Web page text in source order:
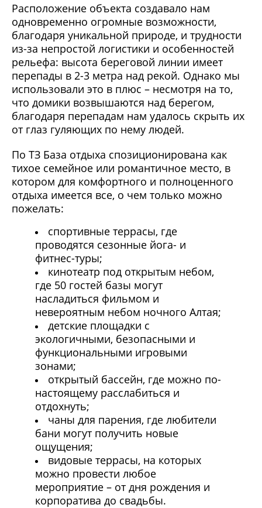
Расположение объекта создавало нам
одновременно огромные возможности,
благодаря уникальной природе, и трудности
из-за непростой логистики и особенностей
рельефа: высота береговой линии имеет
перепады в 2-3 метра над рекой. Однако мы
использовали это в плюс – несмотря на то,
что домики возвышаются над берегом,
благодаря перепадам нам удалось скрыть их
от глаз гуляющих по нему людей.
По ТЗ База отдыха спозиционирована как
тихое семейное или романтичное место, в
котором для комфортного и полноценного
отдыха имеется все, о чем только можно
пожелать:
спортивные террасы, где
проводятся сезонные йога- и
фитнес-туры;
кинотеатр под открытым небом,
где 50 гостей базы могут
насладиться фильмом и
невероятным небом ночного Алтая;
детские площадки с
экологичными, безопасными и
функциональными игровыми
зонами;
открытый бассейн, где можно по-
настоящему расслабиться и
отдохнуть;
чаны для парения, где любители
бани могут получить новые
ощущения;
видовые террасы, на которых
можно провести любое
мероприятие – от дня рождения и
корпоратива до свадьбы.